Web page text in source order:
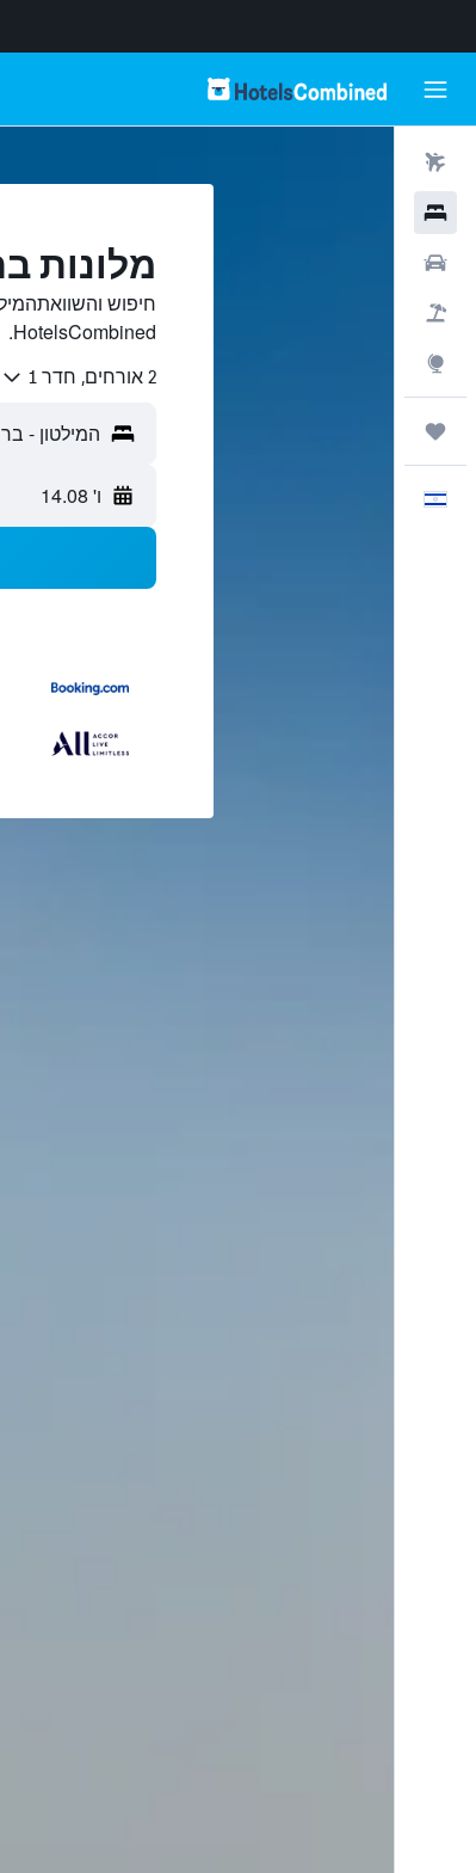
מלונות
חיפוש
HotelsCombined.
2 אורחים, חדר 1
ו' 14.08